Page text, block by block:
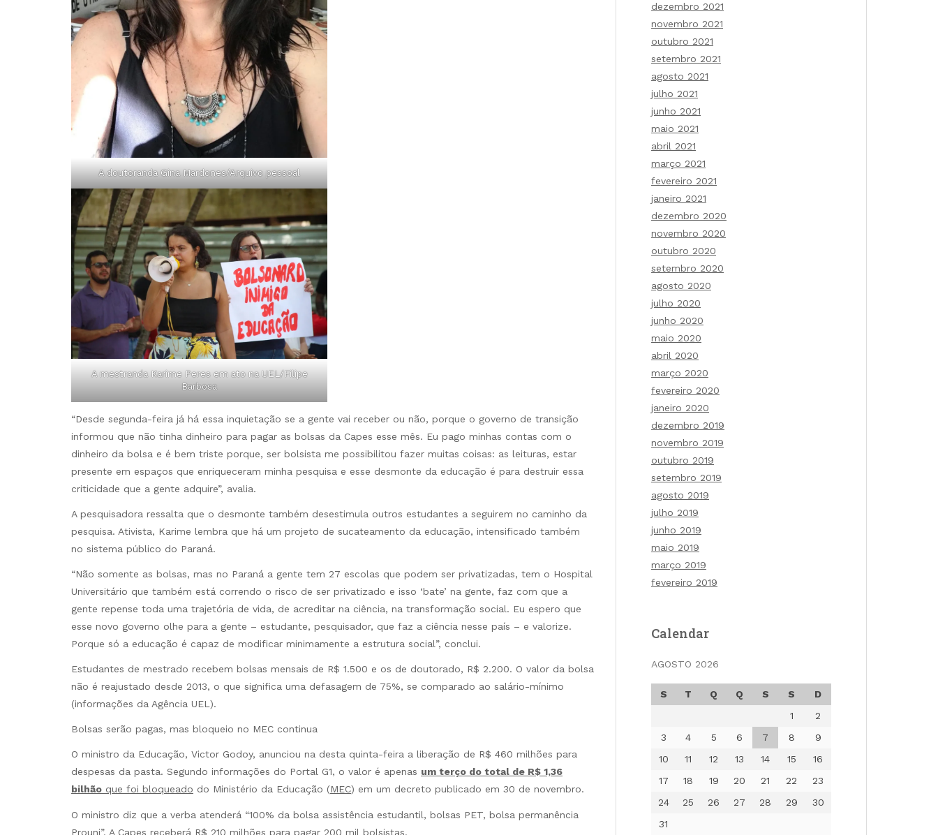
A doutoranda Gina Mardones/Arquivo pessoal
A mestranda Karime Peres em ato na UEL/Filipe
Barbosa
“Desde segunda-feira já há essa inquietação se a gente vai receber ou não, porque o governo de transição
informou que não tinha dinheiro para pagar as bolsas da Capes esse mês. Eu pago minhas contas com o
dinheiro da bolsa e é bem triste porque, ser bolsista me possibilitou fazer muitas coisas: as leituras, estar
presente em espaços que enriqueceram minha pesquisa e esse desmonte da educação é para destruir essa
criticidade que a gente adquire”, avalia.
A pesquisadora ressalta que o desmonte também desestimula outros estudantes a seguirem no caminho da
pesquisa. Ativista, Karime lembra que há um projeto de sucateamento da educação, intensificado também
no sistema público do Paraná.
“Não somente as bolsas, mas no Paraná a gente tem 27 escolas que podem ser privatizadas, tem o Hospital
Universitário que também está correndo o risco de ser privatizado e isso ‘bate’ na gente, faz com que a
gente repense toda uma trajetória de vida, de acreditar na ciência, na transformação social. Eu espero que
esse novo governo olhe para a gente – estudante, pesquisador, que faz a ciência nesse país – e valorize.
Porque só a educação é capaz de modificar minimamente a estrutura social”, conclui.
Estudantes de mestrado recebem bolsas mensais de R$ 1.500 e os de doutorado, R$ 2.200. O valor da bolsa
não é reajustado desde 2013, o que significa uma defasagem de 75%, se comparado ao salário-mínimo
(informações da Agência UEL).
Bolsas serão pagas, mas bloqueio no MEC continua
O ministro da Educação, Victor Godoy, anunciou na desta quinta-feira a liberação de R$ 460 milhões para
despesas da pasta. Segundo informações do Portal G1, o valor é apenas um terço do total de R$ 1,36
bilhão que foi bloqueado do Ministério da Educação (MEC) em um decreto publicado em 30 de novembro.
O ministro diz que a verba atenderá “100% da bolsa assistência estudantil, bolsas PET, bolsa permanência
Prouni”. A Capes receberá R$ 210 milhões para pagar 200 mil bolsistas.
dezembro 2021
novembro 2021
outubro 2021
setembro 2021
agosto 2021
julho 2021
junho 2021
maio 2021
abril 2021
março 2021
fevereiro 2021
janeiro 2021
dezembro 2020
novembro 2020
outubro 2020
setembro 2020
agosto 2020
julho 2020
junho 2020
maio 2020
abril 2020
março 2020
fevereiro 2020
janeiro 2020
dezembro 2019
novembro 2019
outubro 2019
setembro 2019
agosto 2019
julho 2019
junho 2019
maio 2019
março 2019
fevereiro 2019
Calendar
AGOSTO 2026
S T Q Q S S
D
1
2
3
4 5 6 7 8
9
10
11 12 13 14 15
16
17
18 19 20 21 22
23
24
25 26 27 28 29
30
31